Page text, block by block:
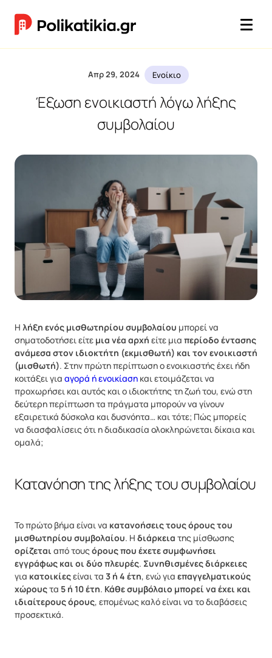
Απρ 29, 2024 Ενοίκιο
Έξωση ενοικιαστή λόγω λήξης
συμβολαίου
Η λήξη ενός μισθωτηρίου συμβολαίου μπορεί να
σηματοδοτήσει είτε μια νέα αρχή είτε μια περίοδο έντασης
ανάμεσα στον ιδιοκτήτη (εκμισθωτή) και τον ενοικιαστή
(μισθωτή). Στην πρώτη περίπτωση ο ενοικιαστής έχει ήδη
κοιτάξει για αγορά ή ενοικίαση και ετοιμάζεται να
προχωρήσει και αυτός και ο ιδιοκτήτης τη ζωή του, ενώ στη
δεύτερη περίπτωση τα πράγματα μπορούν να γίνουν
εξαιρετικά δύσκολα και δυσνόητα… και τότε; Πώς μπορείς
να διασφαλίσεις ότι η διαδικασία ολοκληρώνεται δίκαια και
ομαλά;
Κατανόηση της λήξης του συμβολαίου
Το πρώτο βήμα είναι να κατανοήσεις τους όρους του
μισθωτηρίου συμβολαίου. Η διάρκεια της μίσθωσης
ορίζεται από τουςόρους που έχετε συμφωνήσει
εγγράφως και οι δύο πλευρές. Συνηθισμένες διάρκειες
για κατοικίεςείναι τα 3 ή 4 έτη, ενώ για επαγγελματικούς
χώρουςτα 5 ή 10 έτη. Κάθε συμβόλαιο μπορεί να έχει και
ιδιαίτερους όρους, επομένως καλό είναι να το διαβάσεις
προσεκτικά.